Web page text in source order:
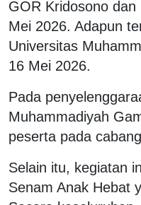
GOR Kridosono
Mei 2026. Adapun
Universitas
16 Mei 2026.
Pada
Muhammadiyah
peserta pada
Selain itu, kegiatan
Senam Anak Hebat